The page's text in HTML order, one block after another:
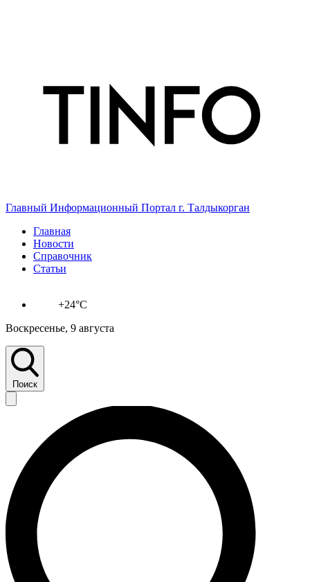
Главный Информационный Портал г. Талдыкорган
Главная
Новости
Справочник
Статьи
+24°C
Воскресенье, 9 августа
Поиск